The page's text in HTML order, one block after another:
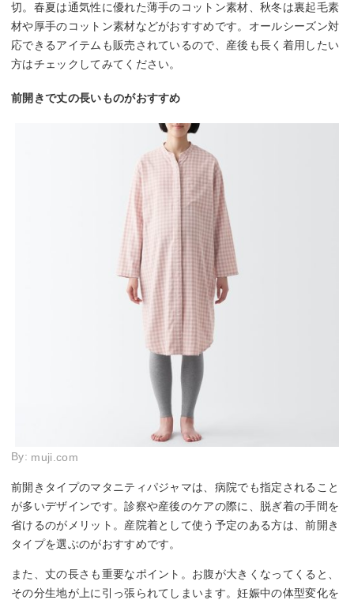
切。春夏は通気性に優れた薄手のコットン素材、秋冬は裏起毛素
材や厚手のコットン素材などがおすすめです。オールシーズン対
応できるアイテムも販売されているので、産後も長く着用したい
方はチェックしてみてください。
前開きで丈の長いものがおすすめ
By: muji.com
前開きタイプのマタニティパジャマは、病院でも指定されること
が多いデザインです。診察や産後のケアの際に、脱ぎ着の手間を
省けるのがメリット。産院着として使う予定のある方は、前開き
タイプを選ぶのがおすすめです。
また、丈の長さも重要なポイント。お腹が大きくなってくると、
その分生地が上に引っ張られてしまいます。妊娠中の体型変化を